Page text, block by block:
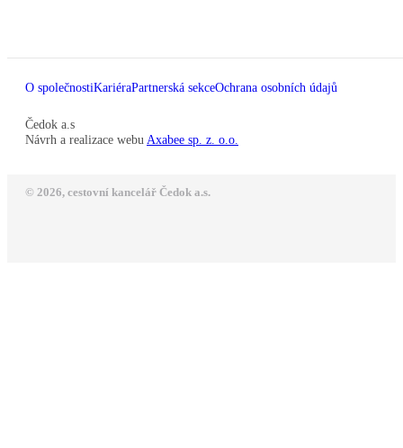
O společnostiKariéraPartnerská sekceOchrana osobních údajů
Čedok a.s
Návrh a realizace webu Axabee sp. z. o.o.
© 2026, cestovní kancelář Čedok a.s.